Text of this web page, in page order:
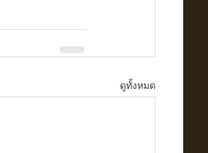
ดูทั้งหมด